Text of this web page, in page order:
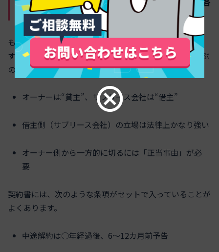
とし穴
もう1つ見落とされがちなのが、「解約のしづらさ」で
す。サブリースは、オーナーとサブリース会社の間で結ぶ
のも賃貸借契約です。ここに借地借家法がかかります。
オーナーは“貸主”、サブリース会社は“借主”
借主側（サブリース会社）の立場は法律上かなり強い
オーナー側から一方的に切るには「正当事由」が必
要
契約書には、次のような条項がセットで入っていることが
よくあります。
中途解約は○年経過後、6〜12カ月前予告